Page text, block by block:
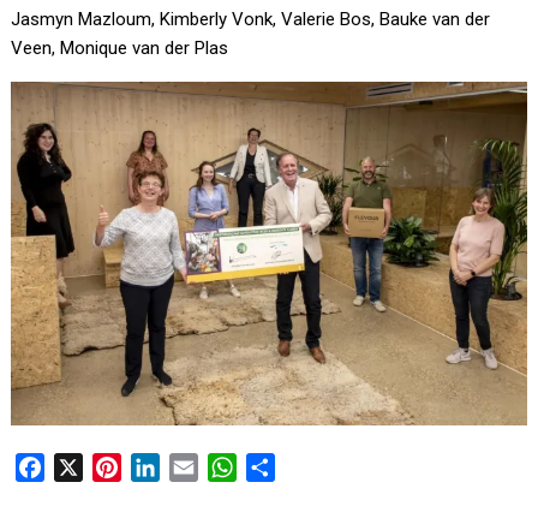
Jasmyn Mazloum, Kimberly Vonk, Valerie Bos, Bauke van der
Veen, Monique van der Plas
W